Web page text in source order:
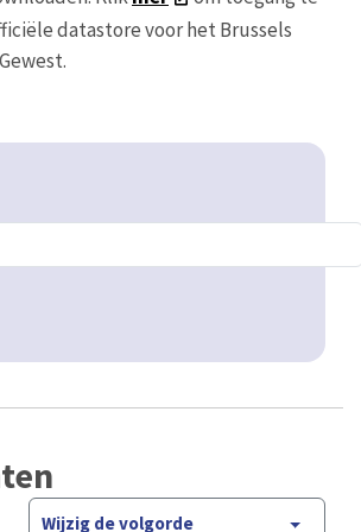
datastore voor het Brussels
Wijzig de volgorde